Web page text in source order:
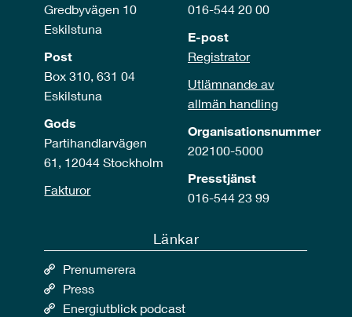
Gredbyvägen 10
Eskilstuna
Post
Box 310, 631 04
Eskilstuna
Gods
Partihandlarvägen
61, 12044 Stockholm
Fakturor
016-544 20 00
E-post
Registrator
Utlämnande av
allmän handling
Organisationsnummer
202100-5000
Presstjänst
016-544 23 99
Länkar
Prenumerera
Press
Energiutblick podcast